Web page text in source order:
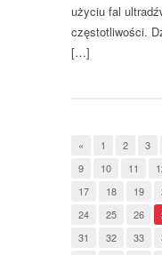
użyciu fal
częstotliwości.
[…]
« 1 2 3
9
10 11
17
18 19
24
25 26
31
32 33